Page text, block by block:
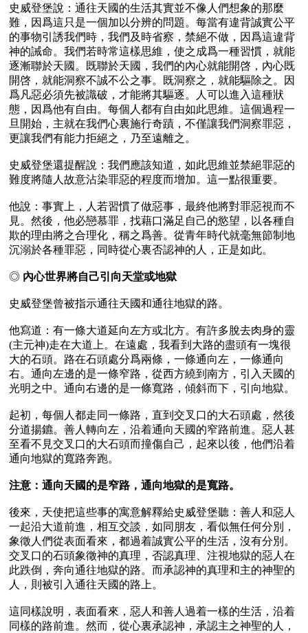
史威登堡說：通往天國的生活其實並不像人們想象的那麼
難，因爲這只是一個加以分辨的問題。每當有違背誠實公平
的事物引誘我們時，我們及時省察，禁絕不做，因爲這違背
神的誡命。我們若時常這樣思維，使之成爲一種習慣，就能
逐漸聯於天國。既聯於天國，我們的內心就能開啓，內心既
開啓，就能洞察不誠不公之事。既洞察之，就能驅除之。因
爲凡惡必須先被識破，才能將其驅逐。人可以進入這種狀
態，因爲他有自由。每個人都有自由如此思維。這個過程一
旦開始，主就在我們心裏施行奇蹟，不僅讓我們洞察罪惡，
更讓我們有能力拒絕之，乃至遠離之。
史威登堡還提醒說：我們應該知道，如此思維並禁絕罪惡的
難度將隨人故意沾染罪惡的程度而增加。這一點很重要。
他說：事實上，人若習慣了做惡事，最終他將對罪惡視而不
見。然後，他必戀慕罪，找藉口滿足自己的慾望，以各種自
欺的理由將之合理化，稱之爲善。從青年時代就毫無節制地
沉溺於各種罪惡，同時從心裏否認神的人，正是如此。
◎ 內心世界將自己引向天堂或地獄
史威登堡曾被指示通往天國和通往地獄的路。
他寫道：有一條大道延向左方或北方。有許多脫去肉身的靈
(主元神)走在大道上。在遠處，我看到大路的盡頭有一塊很
大的石頭。路在石頭處分爲兩條，一條通向左，一條通向
右。通向左邊的是一條窄路，從西方繞到南方，引入天國的
光明之中。通向右邊的是一條寬路，傾斜而下，引向地獄。
起初，每個人都走同一條路，直到交叉口的大石頭處，然後
分道揚鑣。善人轉向左，沿着通向天國的窄路前進。惡人甚
至看不見交叉口的大石頭而撞傷自己，起來以後，他們沿着
通向地獄的寬路奔跑。
注意：通向天國的是窄路，通向地獄的是寬路。
後來，天使把這些事的寓意解釋給史威登堡聽：善人和惡人
一起沿大道前進，相互交談，如同朋友，看似無任何分別，
象徵人們從表面看來，都過着誠實公平的生活，沒有分別。
交叉口的石頭象徵神的真理，否認真理、注視地獄的惡人在
此跌倒，奔向通往地獄的路。而承認神的真理和主的神聖的
人，則被引入通往天國的路上。
這同樣說明，表面看來，惡人和善人過着一樣的生活，沿着
同樣的路前進。然而，從心裏承認神，承認主之神聖的人，